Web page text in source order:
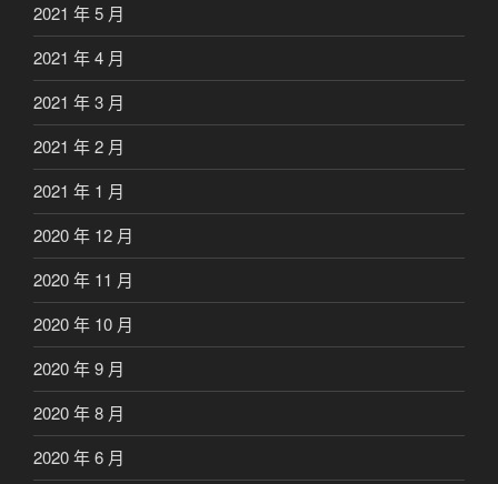
2021 年 5 月
2021 年 4 月
2021 年 3 月
2021 年 2 月
2021 年 1 月
2020 年 12 月
2020 年 11 月
2020 年 10 月
2020 年 9 月
2020 年 8 月
2020 年 6 月